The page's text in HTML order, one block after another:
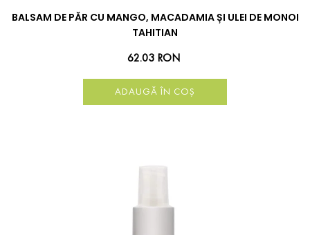
BALSAM DE PĂR CU MANGO, MACADAMIA ȘI ULEI DE MONOI
TAHITIAN
62.03 RON
ADAUGĂ ÎN COȘ